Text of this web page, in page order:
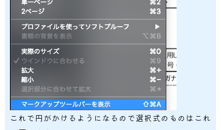
これで円がかけるようになるので選択式のものはこれ